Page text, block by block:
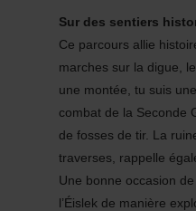
Sur des sentiers
Ce parcours allie
marches sur la digue,
une montée, tu suis
combat de la Seconde
de fosses de tir. La
traverses, rappelle
Une bonne occasion
l’Éislek de manière